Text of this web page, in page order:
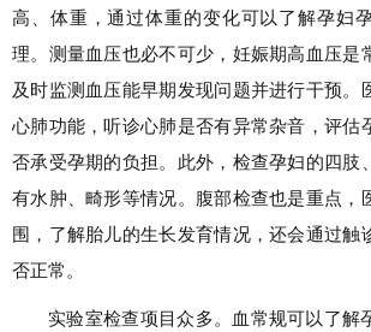
高、体重，通过体重的变化可以了解孕妇
理。测量血压也必不可少，妊娠期高血压是
及时监测血压能早期发现问题并进行干预。
心肺功能，听诊心肺是否有异常杂音，评估
否承受孕期的负担。此外，检查孕妇的四肢
有水肿、畸形等情况。腹部检查也是重点，
围，了解胎儿的生长发育情况，还会通过触
否正常。
实验室检查项目众多。血常规可以了解